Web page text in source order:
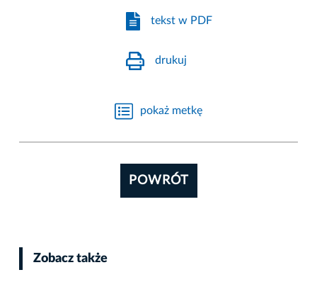
tekst w PDF
drukuj
pokaż metkę
POWRÓT
Zobacz także